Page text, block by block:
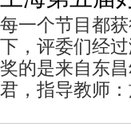
每一个节目都
下，评委们经
奖的是来自东
君，指导教师：